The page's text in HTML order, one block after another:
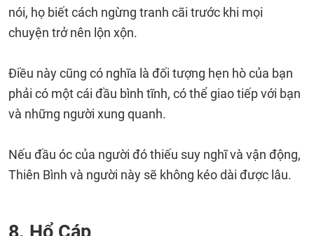
nói, họ biết cách ngừng tranh cãi trước khi mọi
chuyện trở nên lộn xộn.
Điều này cũng có nghĩa là đối tượng hẹn hò của bạn
phải có một cái đầu bình tĩnh, có thể giao tiếp với bạn
và những người xung quanh.
Nếu đầu óc của người đó thiếu suy nghĩ và vận động,
Thiên Bình và người này sẽ không kéo dài được lâu.